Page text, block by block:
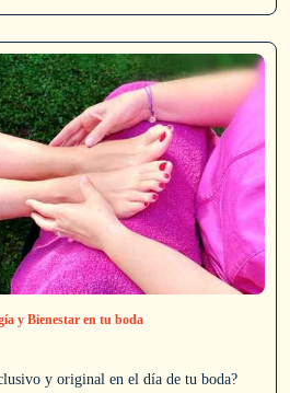
y Bienestar en tu boda
y original en el día de tu boda?